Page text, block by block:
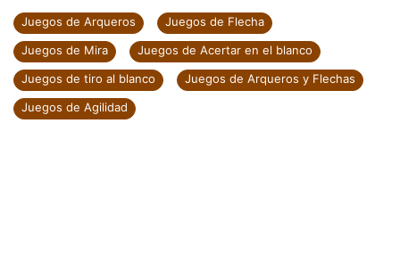
Juegos de Arqueros
Juegos de Flecha
Juegos de Mira
Juegos de Acertar en el blanco
Juegos de tiro al blanco
Juegos de Arqueros y Flechas
Juegos de Agilidad